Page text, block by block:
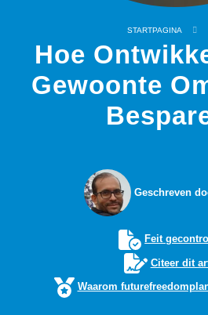
STARTPAGINA
Hoe
Gewoonte
Geschreven
Feit
Citeer dit
Waarom